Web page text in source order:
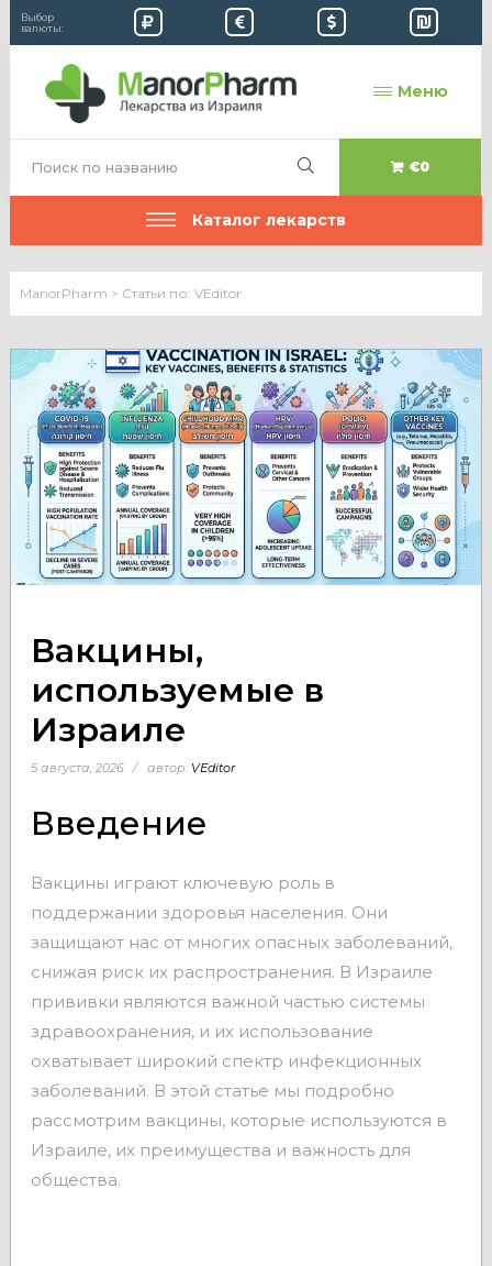
Выбор
валюты:
Меню
€0
Каталог лекарств
ManorPharm > Статьи по: VEditor
Вакцины,
используемые в
Израиле
5 августа, 2026 автор: VEditor
Введение
Вакцины играют ключевую роль в
поддержании здоровья населения. Они
защищают нас от многих опасных заболеваний,
снижая риск их распространения. В Израиле
прививки являются важной частью системы
здравоохранения, и их использование
охватывает широкий спектр инфекционных
заболеваний. В этой статье мы подробно
рассмотрим вакцины, которые используются в
Израиле, их преимущества и важность для
общества.